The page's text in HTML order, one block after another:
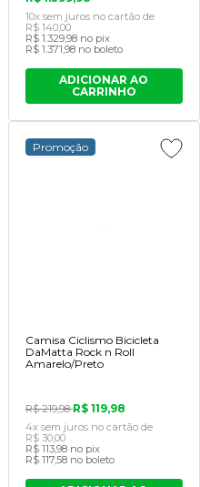
10x sem juros no cartãode
R$ 140,00
R$ 1.329,98 no pix
R$ 1.371,98 no boleto
ADICIONAR AO
CARRINHO
Promoção
Camisa Ciclismo Bicicleta
DaMatta Rock n Roll
Amarelo/Preto
R$ 219,98R$ 119,98
4x sem juros no cartãode
R$ 30,00
R$ 113,98 no pix
R$ 117,58 no boleto